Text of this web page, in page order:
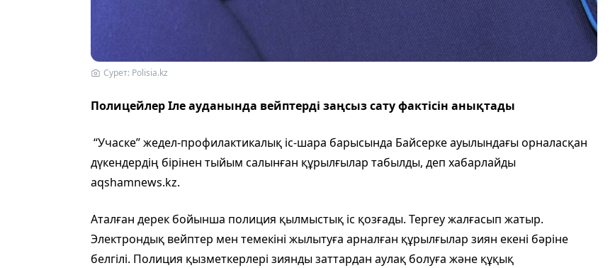
Сурет: Polisia.kz
Полицейлер Іле ауданында вейптерді заңсыз сату фактісін анықтады
“Учаске” жедел-профилактикалық іс-шара барысында Байсерке ауылындағы орналасқан
дүкендердің бірінен тыйым салынған құрылғылар табылды, деп хабарлайды
aqshamnews.kz.
Аталған дерек бойынша полиция қылмыстық іс қозғады. Тергеу жалғасып жатыр.
Электрондық вейптер мен темекіні жылытуға арналған құрылғылар зиян екені бәріне
белгілі. Полиция қызметкерлері зиянды заттардан аулақ болуға және құқық